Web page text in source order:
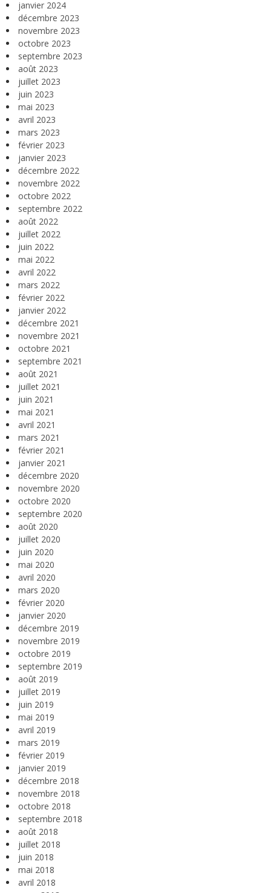
janvier 2024
décembre 2023
novembre 2023
octobre 2023
septembre 2023
août 2023
juillet 2023
juin 2023
mai 2023
avril 2023
mars 2023
février 2023
janvier 2023
décembre 2022
novembre 2022
octobre 2022
septembre 2022
août 2022
juillet 2022
juin 2022
mai 2022
avril 2022
mars 2022
février 2022
janvier 2022
décembre 2021
novembre 2021
octobre 2021
septembre 2021
août 2021
juillet 2021
juin 2021
mai 2021
avril 2021
mars 2021
février 2021
janvier 2021
décembre 2020
novembre 2020
octobre 2020
septembre 2020
août 2020
juillet 2020
juin 2020
mai 2020
avril 2020
mars 2020
février 2020
janvier 2020
décembre 2019
novembre 2019
octobre 2019
septembre 2019
août 2019
juillet 2019
juin 2019
mai 2019
avril 2019
mars 2019
février 2019
janvier 2019
décembre 2018
novembre 2018
octobre 2018
septembre 2018
août 2018
juillet 2018
juin 2018
mai 2018
avril 2018